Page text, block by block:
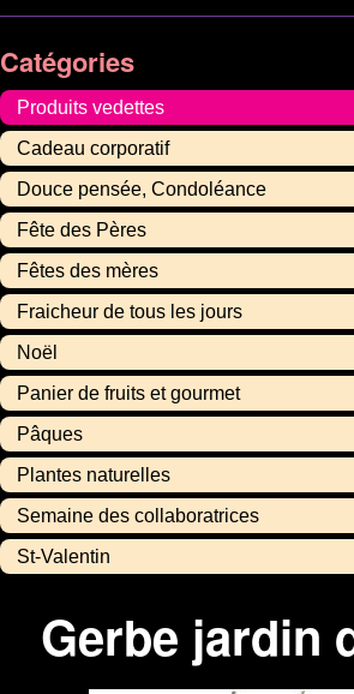
Catégories
Produits vedettes
Cadeau corporatif
Douce pensée, Condoléance
Fête des Pères
Fêtes des mères
Fraicheur de tous les jours
Noël
Panier de fruits et gourmet
Pâques
Plantes naturelles
Semaine des collaboratrices
St-Valentin
Gerbe jardin